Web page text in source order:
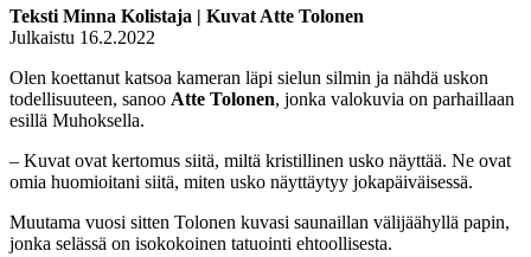
Teksti Minna Kolistaja | Kuvat Atte Tolonen
Julkaistu 16.2.2022
Olen koettanut katsoa kameran läpi sielun silmin ja nähdä uskon
todellisuuteen, sanoo Atte Tolonen, jonka valokuvia on parhaillaan
esillä Muhoksella.
– Kuvat ovat kertomus siitä, miltä kristillinen usko näyttää. Ne ovat
omia huomioitani siitä, miten usko näyttäytyy jokapäiväisessä.
Muutama vuosi sitten Tolonen kuvasi saunaillan välijäähyllä papin,
jonka selässä on isokokoinen tatuointi ehtoollisesta.